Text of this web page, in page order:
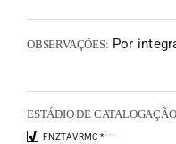
OBSERVAÇÕES: Por
ESTÁDIO DE CATALOGAÇÃO
FNZTAVRMC ****